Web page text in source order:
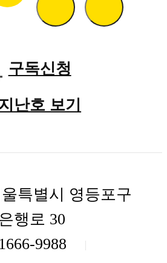
. 유럽과 한국을
한 장영실의 삶
뮤지컬 <한복
남자>
. 아르누보의
style mucha)'의
인 예술 세계
코 수교 35주년
구독신청
난호 보기
특별시 영등포구
은행로 30
9988